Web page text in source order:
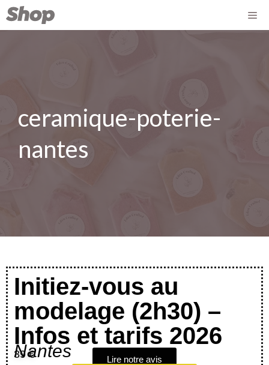
ceramique-poterie-
nantes
Initiez-vous au
modelage (2h30) –
Infos et tarifs 2026
Nantes
39 €
Lire notre avis